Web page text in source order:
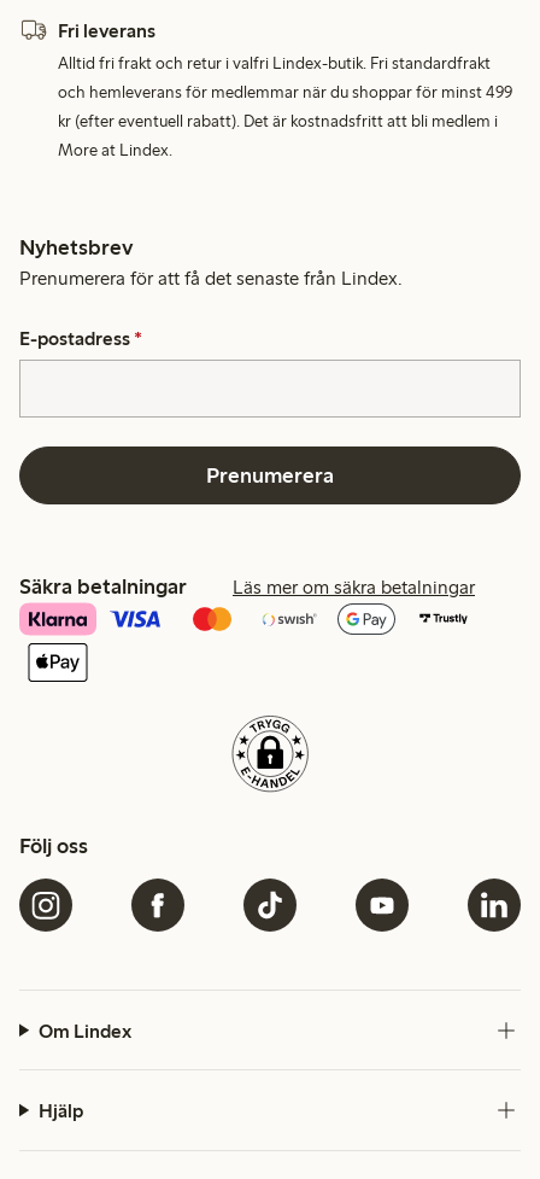
Fri leverans
Alltid fri frakt och retur i valfri Lindex-butik. Fri standardfrakt
och hemleverans för medlemmar när du shoppar för minst 499
kr (efter eventuell rabatt). Det är kostnadsfritt att bli medlem i
More at Lindex.
Nyhetsbrev
Prenumerera för att få det senaste från Lindex.
E-postadress *
Prenumerera
Säkra betalningar Läs mer om säkra betalningar
Följ oss
Om Lindex
Hjälp